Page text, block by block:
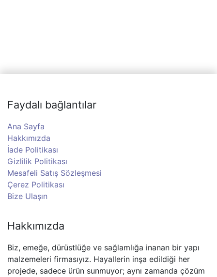
Faydalı bağlantılar
Ana Sayfa
Hakkımızda
İade Politikası
Gizlilik Politikası
Mesafeli Satış Sözleşmesi
Çerez Politikası
Bize Ulaşın
Hakkımızda
Biz, emeğe, dürüstlüğe ve sağlamlığa inanan bir yapı
malzemeleri firmasıyız. Hayallerin inşa edildiği her
projede, sadece ürün sunmuyor; aynı zamanda çözüm